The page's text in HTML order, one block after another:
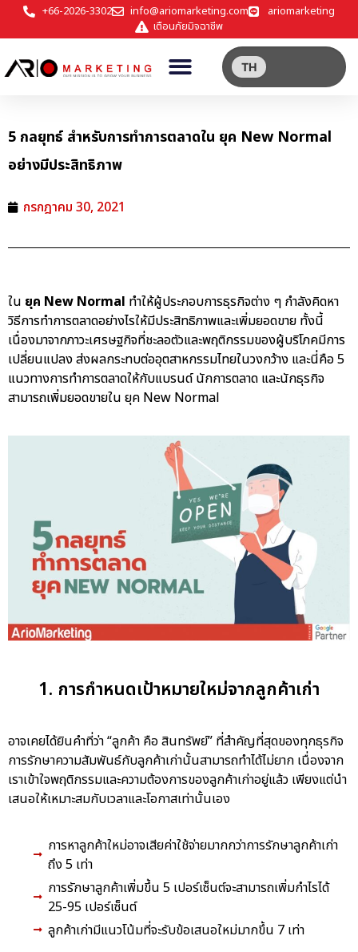
+66-2026-3302 info@ariomarketing.com
ariomarketing
เตือนภัยมิจฉาชีพ
TH
5 กลยุทธ์ สำหรับการทำการตลาดใน ยุค New Normal
อย่างมีประสิทธิภาพ
กรกฎาคม 30, 2021
ใน ยุค New Normal ทำให้ผู้ประกอบการธุรกิจต่าง ๆ กำลังคิดหา
วิธีการทำการตลาดอย่างไรให้มีประสิทธิภาพและเพิ่มยอดขาย ทั้งนี้
เนื่องมาจากภาวะเศรษฐกิจที่ชะลอตัวและพฤติกรรมของผู้บริโภคมีการ
เปลี่ยนแปลง ส่งผลกระทบต่ออุตสาหกรรมไทยในวงกว้าง และนี่คือ 5
แนวทางการทำการตลาดให้กับแบรนด์ นักการตลาด และนักธุรกิจ
สามารถเพิ่มยอดขายใน ยุค New Normal
1. การกำหนดเป้าหมายใหม่จากลูกค้าเก่า
อาจเคยได้ยินคำที่ว่า “ลูกค้า คือ สินทรัพย์” ที่สำคัญที่สุดของทุกธุรกิจ
การรักษาความสัมพันธ์กับลูกค้าเก่านั้นสามารถทำได้ไม่ยาก เนื่องจาก
เราเข้าใจพฤติกรรมและความต้องการของลูกค้าเก่าอยู่แล้ว เพียงแต่นำ
เสนอให้เหมาะสมกับเวลาและโอกาสเท่านั้นเอง
การหาลูกค้าใหม่อาจเสียค่าใช้จ่ายมากกว่าการรักษาลูกค้าเก่า
ถึง 5 เท่า
การรักษาลูกค้าเพิ่มขึ้น 5 เปอร์เซ็นต์จะสามารถเพิ่มกำไรได้
25-95 เปอร์เซ็นต์
ลูกค้าเก่ามีแนวโน้มที่จะรับข้อเสนอใหม่มากขึ้น 7 เท่า